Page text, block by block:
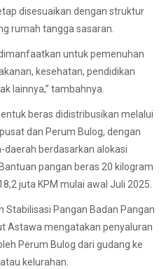
disesuaikan dengan struktur
rumah tangga sasaran.
untuk pemenuhan
kesehatan, pendidikan
lainnya,” tambahnya.
beras didistribusikan melalui
dan Perum Bulog, dengan
daerah berdasarkan alokasi
pangan beras 20 kilogram
juta KPM mulai awal Juli 2025.
Stabilisasi Pangan Badan Pangan
Astawa mengatakan penyaluran
Perum Bulog dari gudang ke
kelurahan.